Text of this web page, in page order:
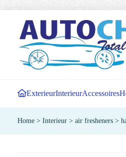
ExterieurInterieurAccessoires
Home > Interieur > air fresheners >